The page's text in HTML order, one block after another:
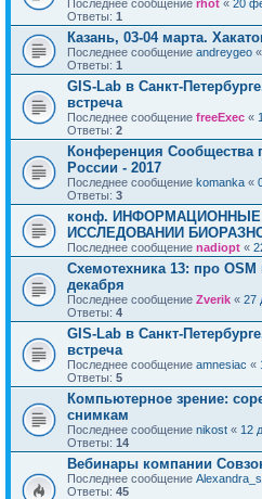
Последнее сообщение rhot « 20
Ответы: 1
Казань, 03-04 марта.
Последнее сообщение andreygeo «
Ответы: 1
GIS-Lab в Санкт-
встреча
Последнее сообщение freeExec «
Ответы: 2
Конференция Сообщества
России - 2017
Последнее сообщение komanka «
Ответы: 3
конф. ИНФОРМАЦИОННЫЕ
ИССЛЕДОВАНИИ
Последнее сообщение nadiopt «
Cхемотехника 13: про
декабря
Последнее сообщение Zverik « 27
Ответы: 4
GIS-Lab в Санкт-
встреча
Последнее сообщение amnesiac «
Ответы: 5
Компьютерное зрение:
снимкам
Последнее сообщение nikost « 12
Ответы: 14
Вебинары компании
Последнее сообщение
Ответы: 45